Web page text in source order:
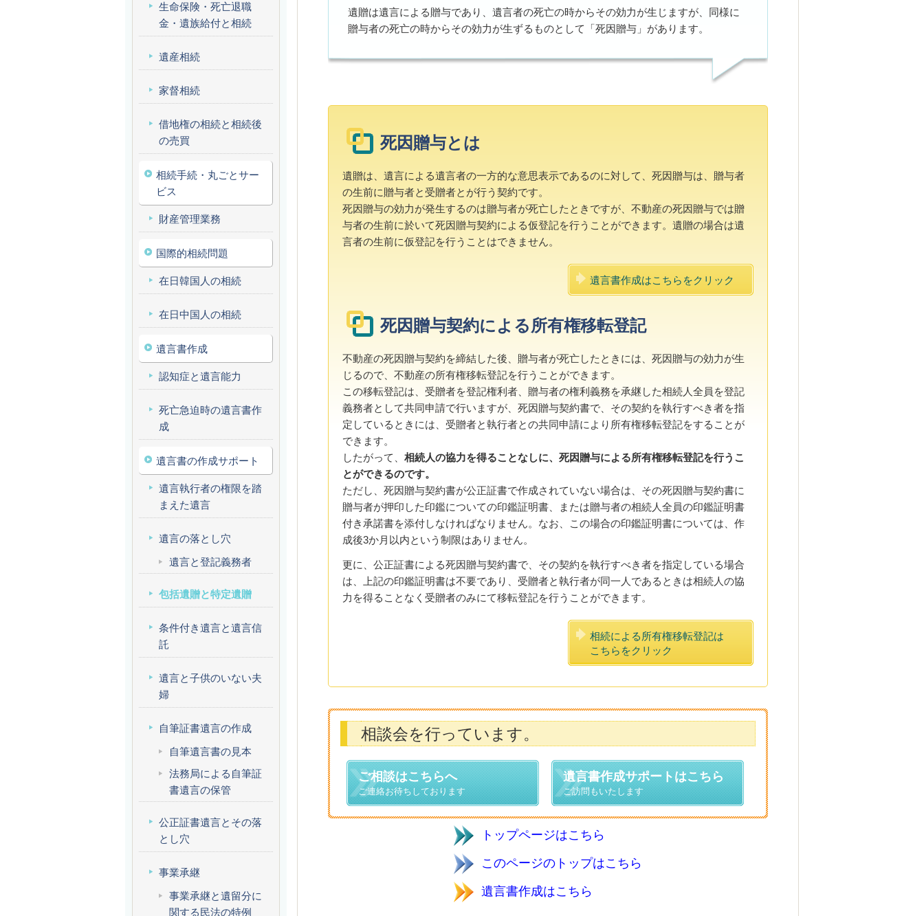
遺贈は遺言による贈与であり、遺言者の死亡の時からその効力が生じますが、同様に
贈与者の死亡の時からその効力が生ずるものとして「死因贈与」があります。
死因贈与とは
遺贈は、遺言による遺言者の一方的な意思表示であるのに対して、死因贈与は、贈与者
の生前に贈与者と受贈者とが行う契約です。
死因贈与の効力が発生するのは贈与者が死亡したときですが、不動産の死因贈与では贈
与者の生前に於いて死因贈与契約による仮登記を行うことができます。遺贈の場合は遺
言者の生前に仮登記を行うことはできません。
遺言書作成はこちらをクリック
死因贈与契約による所有権移転登記
不動産の死因贈与契約を締結した後、贈与者が死亡したときには、死因贈与の効力が生
じるので、不動産の所有権移転登記を行うことができます。
この移転登記は、受贈者を登記権利者、贈与者の権利義務を承継した相続人全員を登記
義務者として共同申請で行いますが、 死因贈与契約書で、その契約を執行すべき者を指
定しているときには、受贈者と執行者との共同申請により所有権移転登記をすることが
できます。
したがって、 相続人の協力を得ることなしに、死因贈与による所有権移転登記を行うこ
とができるのです。
ただし、死因贈与契約書が公正証書で作成されていない場合は、その死因贈与契約書に
贈与者が押印した印鑑についての印鑑証明書、または贈与者の相続人全員の印鑑証明書
付き承諾書を添付しなければなりません。なお、この場合の印鑑証明書については、作
成後3か月以内という制限はありません。
更に、公正証書による死因贈与契約書で、その契約を執行すべき者を指定している場合
は、上記の印鑑証明書は不要であり、受贈者と執行者が同一人であるときは相続人の協
力を得ることなく受贈者のみにて移転登記を行うことができます。
相続による所有権移転登記は
こちらをクリック
相談会を行っています。
ご相談はこちらへ
ご連絡お待ちしております
遺言書作成サポートはこちら
ご訪問もいたします
トップページはこちら
このページのトップはこちら
遺言書作成はこちら
生命保険・死亡退職
金・遺族給付と相続
遺産相続
家督相続
借地権の相続と相続後
の売買
相続手続・丸ごとサー
ビス
財産管理業務
国際的相続問題
在日韓国人の相続
在日中国人の相続
遺言書作成
認知症と遺言能力
死亡急迫時の遺言書作
成
遺言書の作成サポート
遺言執行者の権限を踏
まえた遺言
遺言の落とし穴
遺言と登記義務者
包括遺贈と特定遺贈
条件付き遺言と遺言信
託
遺言と子供のいない夫
婦
自筆証書遺言の作成
自筆遺言書の見本
法務局による自筆証
書遺言の保管
公正証書遺言とその落
とし穴
事業承継
事業承継と遺留分に
関する民法の特例